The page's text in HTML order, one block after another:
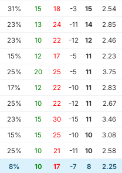
31% 15 18 -3 15
2.54
23% 13 24 -11 14
2.85
23% 10 22 -12 12
2.46
15% 12 17 -5 11
2.23
25% 20 25 -5 11
3.75
17% 12 22 -10 11
2.83
25% 10 22 -12 11
2.67
23% 15 30 -15 11
3.46
15% 15 25 -10 10
3.08
25% 10 21 -11 10
2.58
8% 10 17 -7 8
2.25